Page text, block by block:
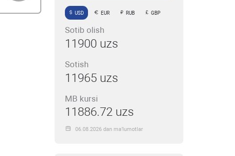
USD EUR RUB GBP
Sotib olish
11900 uzs
Sotish
11965 uzs
MB kursi
11886.72 uzs
06.08.2026 dan ma’lumotlar